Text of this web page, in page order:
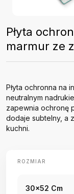
Płyta
marmur ze
Płyta ochronna na
neutralnym
zapewnia ochronę
dodaje subtelny, a
kuchni.
ROZMIAR
30x52 Cm